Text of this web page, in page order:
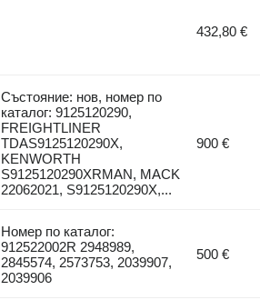
432,80 €
Състояние: нов, номер по
каталог: 9125120290,
FREIGHTLINER
TDAS9125120290X,
KENWORTH
S9125120290XRMAN, MACK
22062021, S9125120290X,...
900 €
Номер по каталог:
912522002R 2948989,
2845574, 2573753, 2039907,
2039906
500 €